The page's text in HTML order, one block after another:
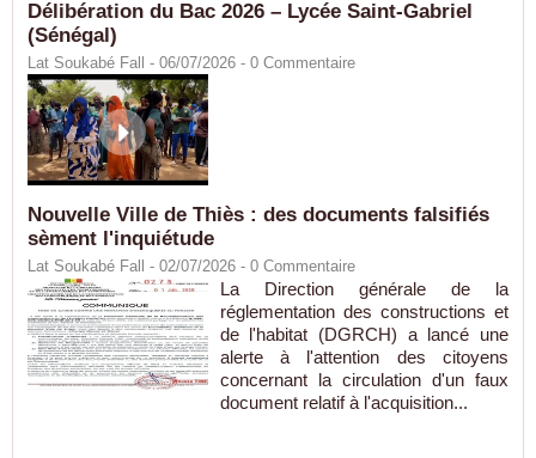
Délibération du Bac 2026 – Lycée Saint-Gabriel
(Sénégal)
Lat Soukabé Fall - 06/07/2026 - 0 Commentaire
Nouvelle Ville de Thiès : des documents falsifiés
sèment l'inquiétude
Lat Soukabé Fall - 02/07/2026 - 0 Commentaire
La Direction générale de la
réglementation des constructions et
de l'habitat (DGRCH) a lancé une
alerte à l'attention des citoyens
concernant la circulation d'un faux
document relatif à l'acquisition...